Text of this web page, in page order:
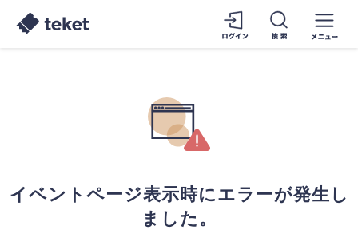
イベントページ表示時にエラーが発生し
ました。